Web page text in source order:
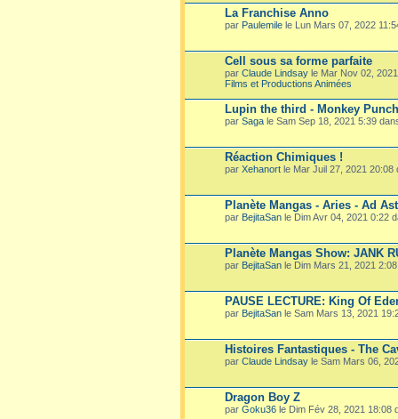
La Franchise Anno
par Paulemile le Lun Mars 07, 2022
Cell sous sa forme parfaite
par Claude Lindsay le Mar Nov 02,
Films et Productions Animées
Lupin the third - Monkey Punch
par Saga le Sam Sep 18, 2021 5:39
Réaction Chimiques !
par Xehanort le Mar Juil 27, 2021
Planète Mangas - Aries - Ad
par BejitaSan le Dim Avr 04, 2021 0:22
Planète Mangas Show: JANK
par BejitaSan le Dim Mars 21, 2021
PAUSE LECTURE: King Of
par BejitaSan le Sam Mars 13, 2021
Histoires Fantastiques - The
par Claude Lindsay le Sam Mars 06,
Dragon Boy Z
par Goku36 le Dim Fév 28, 2021 18:08